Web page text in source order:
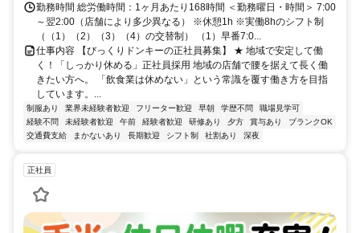
勤務時間 総労働時間：1ヶ月あたり168時間 ＜勤務曜日・時間＞ 7:00
～翌2:00（店舗により多少異なる） ※休憩1h ※実働8hのシフト制
（（1）（2）（3）（4）の交替制） （1）早番7:0...
仕事内容 【びっくりドンキーの正社員募集】 ★ 地域で安定して働
く！「しっかり休める」正社員採用 地域の店舗で腰を据えて長く働
きたい方へ。 「飲食業は休めない」という常識を覆す働き方を目指
しています。...
制服あり 業界未経験者歓迎 フリーター歓迎 早朝 学歴不問
職場見学可
経験不問
未経験者歓迎 午前 経験者歓迎 研修あり 夕方 賞与あり
ブランクOK
交通費支給
まかないあり 長期歓迎 シフト制 社割あり 深夜
正社員